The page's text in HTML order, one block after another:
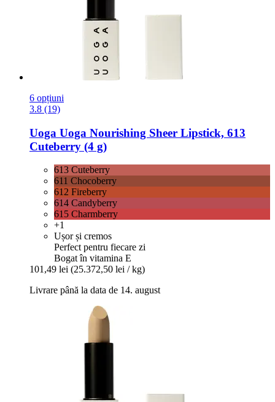
6 opțiuni
3.8 (19)
Uoga Uoga Nourishing Sheer Lipstick, 613
Cuteberry (4 g)
613 Cuteberry
611 Chocoberry
612 Fireberry
614 Candyberry
615 Charmberry
+1
Ușor și cremos
Perfect pentru fiecare zi
Bogat în vitamina E
101,49 lei (25.372,50 lei / kg)
Livrare până la data de 14. august